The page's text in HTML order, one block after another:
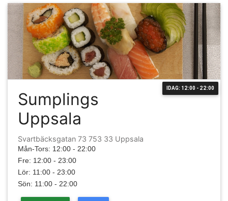
IDAG: 12:00 - 22:00
Sumplings
Uppsala
Svartbäcksgatan 73 753 33 Uppsala
Mån-Tors: 12:00 - 22:00
Fre: 12:00 - 23:00
Lör: 11:00 - 23:00
Sön: 11:00 - 22:00